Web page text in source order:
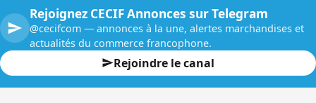
Rejoignez CECIF Annonces sur Telegram
@cecifcom — annonces à la une, alertes marchandises et
actualités du commerce francophone.
Rejoindre le canal